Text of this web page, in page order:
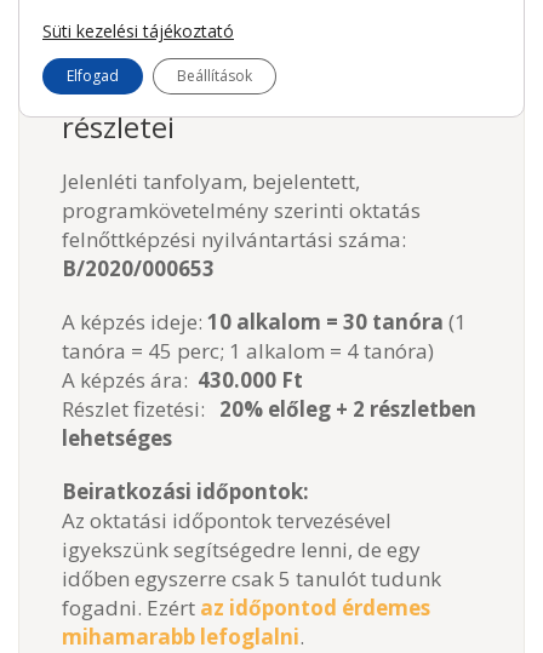
A TV, Film, HD makeup és
produkciós ismeretek képzés
részletei
Jelenléti tanfolyam, bejelentett,
programkövetelmény szerinti oktatás
felnőttképzési nyilvántartási száma:
B/2020/000653
A képzés ideje: 10 alkalom = 30 tanóra (1
tanóra = 45 perc; 1 alkalom = 4 tanóra)
A képzés ára: 430.000 Ft
Részlet fizetési: 20% előleg + 2 részletben
lehetséges
Beiratkozási időpontok:
Az oktatási időpontok tervezésével
igyekszünk segítségedre lenni, de egy
időben egyszerre csak 5 tanulót tudunk
fogadni. Ezért az időpontod érdemes
mihamarabb lefoglalni.
Süti kezelési tájékoztató
Elfogad Beállítások